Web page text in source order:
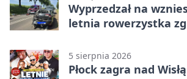
Wyprzedzał na
letnia rowerzystka
5 sierpnia 2026
Płock zagra nad